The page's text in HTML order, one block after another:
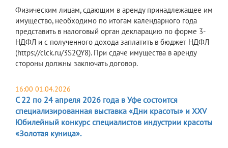
Физическим лицам, сдающим в аренду принадлежащее им
имущество, необходимо по итогам календарного года
представить в налоговый орган декларацию по форме 3-
НДФЛ и с полученного дохода заплатить в бюджет НДФЛ
(https://clck.ru/3S2QY8). При сдаче имущества в аренду
стороны должны заключать договор.
16:00 01.04.2026
С 22 по 24 апреля 2026 года в Уфе состоится
специализированная выставка «Дни красоты» и XXV
Юбилейный конкурс специалистов индустрии красоты
«Золотая куница».